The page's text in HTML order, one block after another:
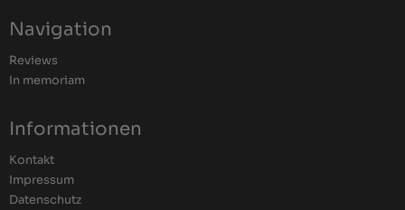
Navigation
Reviews
In memoriam
Informationen
Kontakt
Impressum
Datenschutz